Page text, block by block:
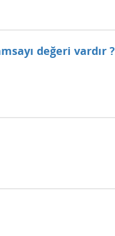
değeri vardır ?